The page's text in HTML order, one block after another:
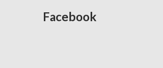
Facebook